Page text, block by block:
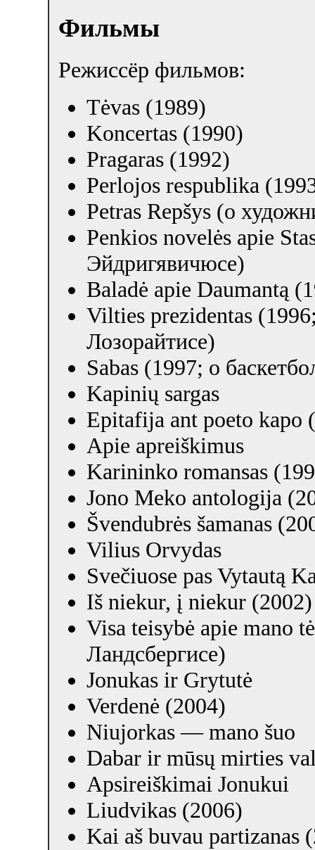
Фильмы
Режиссёр фильмов:
Tėvas (1989)
Koncertas (1990)
Pragaras (1992)
Perlojos respublika
Petras Repšys (о
Penkios novelės apie
Эйдригявичюсе)
Baladė apie Daumantą
Vilties prezidentas
Лозорайтисе)
Sabas (1997; о
Kapinių sargas
Epitafija ant poeto kapo
Apie apreiškimus
Karininko romansas
Jono Meko antologija
Švendubrės šamanas
Vilius Orvydas
Svečiuose pas Vytautą
Iš niekur, į niekur (2002)
Visa teisybė apie mano
Ландсбергисе)
Jonukas ir Grytutė
Verdenė (2004)
Niujorkas — mano šuo
Dabar ir mūsų mirties
Apsireiškimai Jonukui
Liudvikas (2006)
Kai aš buvau partizanas